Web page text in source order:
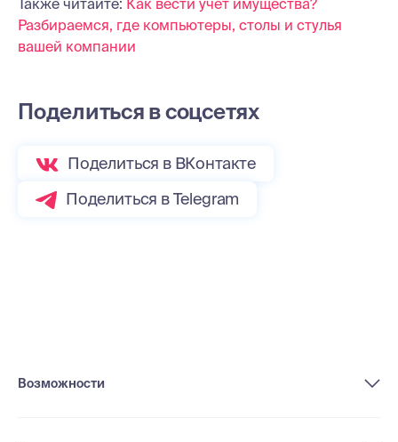
Также читайте: Как вести учёт имущества?
Разбираемся, где компьютеры, столы и стулья
вашей компании
Поделиться в соцсетях
Поделиться в ВКонтакте
Поделиться в Telegram
Возможности